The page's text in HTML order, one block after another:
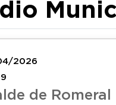
2026
de Romeral